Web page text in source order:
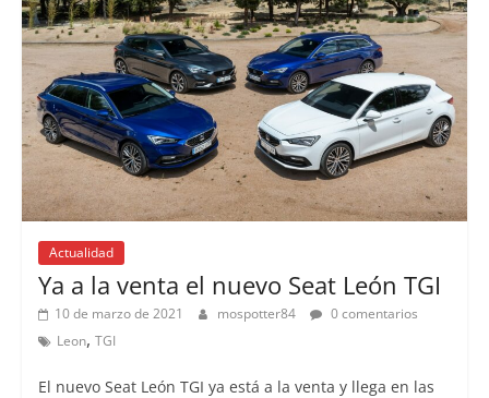
Actualidad
Ya a la venta el nuevo Seat León TGI
10 de marzo de 2021 mospotter84
0 comentarios
Leon, TGI
El nuevo Seat León TGI ya está a la venta y llega en las